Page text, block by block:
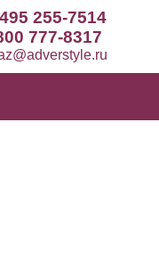
255-7514
777-8317